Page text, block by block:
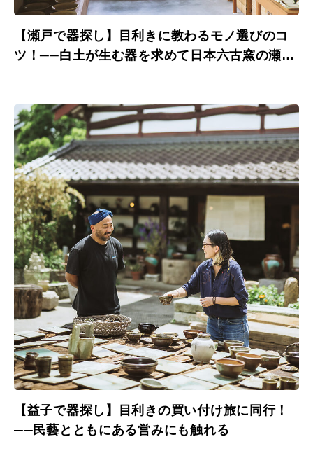
【瀬戸で器探し】目利きに教わるモノ選びのコ
ツ！──白土が生む器を求めて日本六古窯の瀬戸
【益子で器探し】目利きの買い付け旅に同行！
──民藝とともにある営みにも触れる